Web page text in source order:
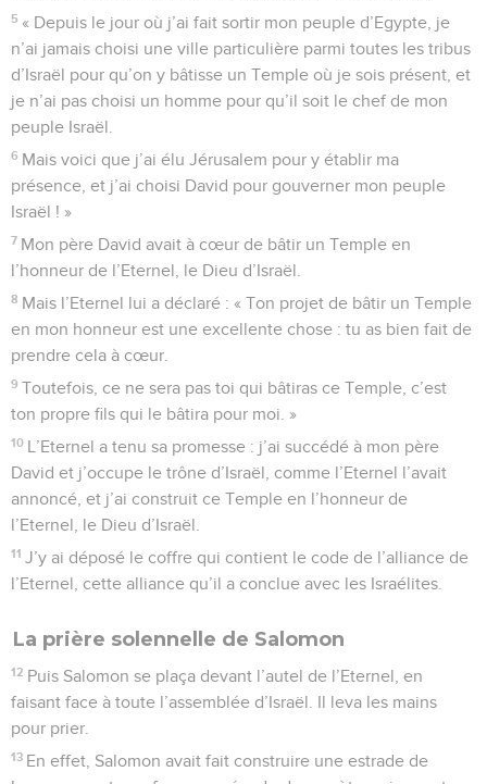
5 « Depuis le jour où j’ai fait sortir mon peuple d’Egypte, je
n’ai jamais choisi une ville particulière parmi toutes les tribus
d’Israël pour qu’on y bâtisse un Temple où je sois présent, et
je n’ai pas choisi un homme pour qu’il soit le chef de mon
peuple Israël.
6 Mais voici que j’ai élu Jérusalem pour y établir ma
présence, et j’ai choisi David pour gouverner mon peuple
Israël ! »
7 Mon père David avait à cœur de bâtir un Temple en
l’honneur de l’Eternel, le Dieu d’Israël.
8 Mais l’Eternel lui a déclaré : « Ton projet de bâtir un Temple
en mon honneur est une excellente chose : tu as bien fait de
prendre cela à cœur.
9 Toutefois, ce ne sera pas toi qui bâtiras ce Temple, c’est
ton propre fils qui le bâtira pour moi. »
10 L’Eternel a tenu sa promesse : j’ai succédé à mon père
David et j’occupe le trône d’Israël, comme l’Eternel l’avait
annoncé, et j’ai construit ce Temple en l’honneur de
l’Eternel, le Dieu d’Israël.
11 J’y ai déposé le coffre qui contient le code de l’alliance de
l’Eternel, cette alliance qu’il a conclue avec les Israélites.
La prière solennelle de Salomon
12 Puis Salomon se plaça devant l’autel de l’Eternel, en
faisant face à toute l’assemblée d’Israël. Il leva les mains
pour prier.
13 En effet, Salomon avait fait construire une estrade de